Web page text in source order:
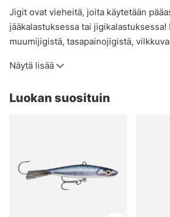
Jigit ovat vieheitä, joita käytetään
jääkalastuksessa tai
muumijigistä, tasapainojigistä,
Yksinkertaisesti kaikkea jigailuun!
Näytä lisää
Luokan suosituin